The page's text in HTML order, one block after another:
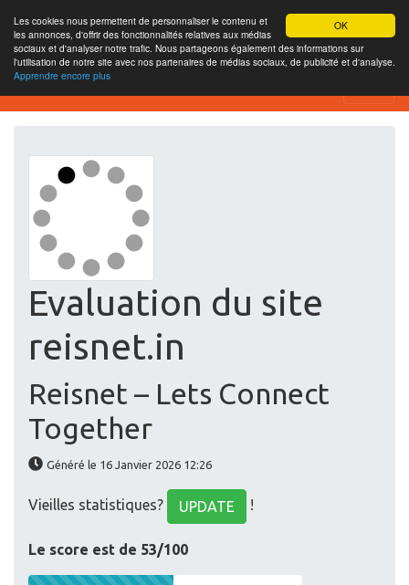
OK
Les cookies nous permettent de personnaliser le contenu et
les annonces, d'offrir des fonctionnalités relatives aux médias
sociaux et d'analyser notre trafic. Nous partageons également des informations sur
l'utilisation de notre site avec nos partenaires de médias sociaux, de publicité et d'analyse.
Apprendre encore plus
Free SEO Testing Tool
Evaluation du site
reisnet.in
Reisnet – Lets Connect
Together
Généré le 16 Janvier 2026 12:26
Vieilles statistiques? UPDATE !
Le score est de 53/100